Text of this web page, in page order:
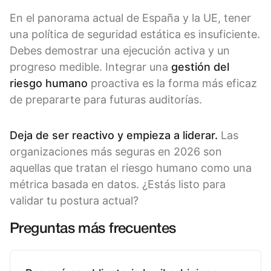
En el panorama actual de España y la UE, tener
una política de seguridad estática es insuficiente.
Debes demostrar una ejecución activa y un
progreso medible. Integrar una gestión del
riesgo humano proactiva es la forma más eficaz
de prepararte para futuras auditorías.
Deja de ser reactivo y empieza a liderar. Las
organizaciones más seguras en 2026 son
aquellas que tratan el riesgo humano como una
métrica basada en datos. ¿Estás listo para
validar tu postura actual?
Preguntas más frecuentes